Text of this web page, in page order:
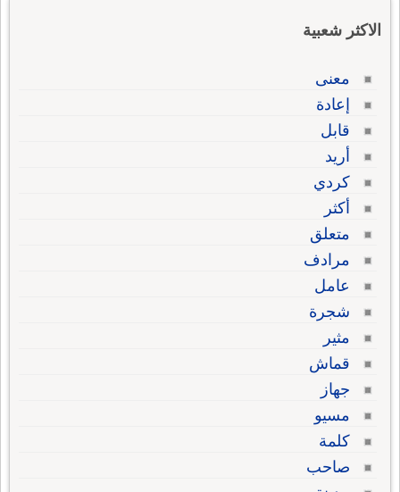
الاكثر شعبية
معنى
إعادة
قابل
أريد
كردي
أكثر
متعلق
مرادف
عامل
شجرة
مثير
قماش
جهاز
مسيو
كلمة
صاحب